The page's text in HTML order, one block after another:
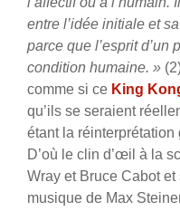
entre l’idée initiale et
parce que l’esprit d’un
condition humaine. »
comme si ce King
qu’ils se seraient
étant la
D’où le clin d’œil à la
Wray et Bruce Cabot
musique de Max